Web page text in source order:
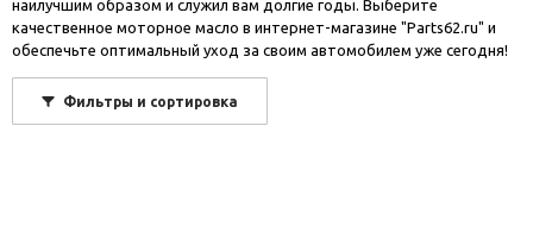
наилучшим образом и служил вам долгие годы. Выберите
качественное моторное масло в интернет-магазине "Parts62.ru" и
обеспечьте оптимальный уход за своим автомобилем уже сегодня!
Фильтры и сортировка